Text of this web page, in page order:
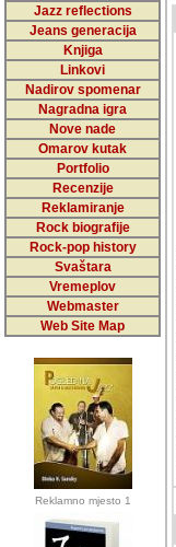
Jazz reflections
Jeans generacija
Knjiga
Linkovi
Nadirov spomenar
Nagradna igra
Nove nade
Omarov kutak
Portfolio
Recenzije
Reklamiranje
Rock biografije
Rock-pop history
Svaštara
Vremeplov
Webmaster
Web Site Map
Reklamno mjesto 1